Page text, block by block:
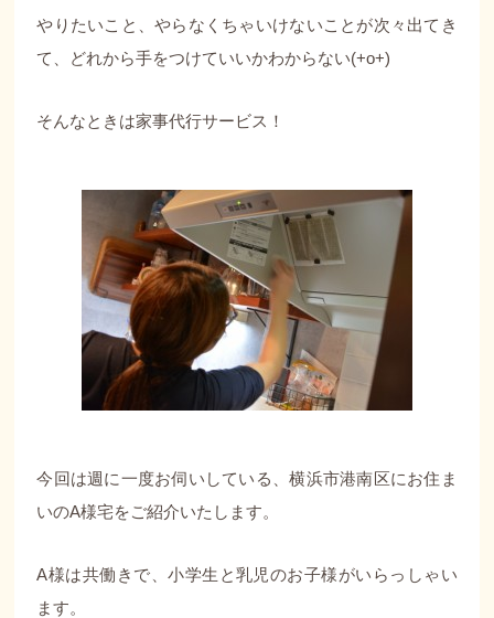
やりたいこと、やらなくちゃいけないことが次々出てき
て、どれから手をつけていいかわからない(+o+)
そんなときは家事代行サービス！
今回は週に一度お伺いしている、横浜市港南区にお住ま
いのA様宅をご紹介いたします。
A様は共働きで、小学生と乳児のお子様がいらっしゃい
ます。